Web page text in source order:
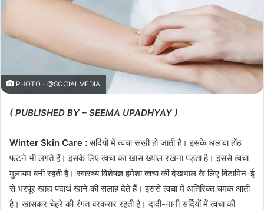
PHOTO - @SOCIALMEDIA
( PUBLISHED BY – SEEMA UPADHYAY )
Winter Skin Care :सर्दियों में त्वचा रूखी हो जाती है। इसके अलावा होंठ
फटने भी लगते हैं। इसके लिए त्वचा का खास ख्याल रखना पड़ता है। इससे त्वचा
मुलायम बनी रहती है। स्वास्थ्य विशेषज्ञ हमेशा त्वचा की देखभाल के लिए विटामिन-ई
से भरपूर खाद्य पदार्थ खाने की सलाह देते हैं। इससे त्वचा में अतिरिक्त चमक आती
है। खासकर चेहरे की रंगत बरकरार रहती है। दादी-नानी सर्दियों में त्वचा की